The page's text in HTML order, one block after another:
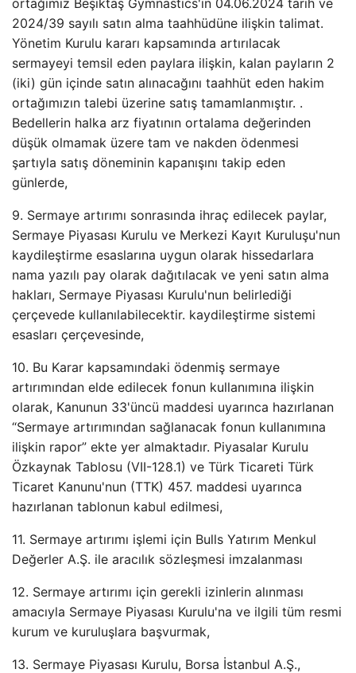
ortağımız Beşiktaş Gymnastics'in 04.06.2024 tarih ve
2024/39 sayılı satın alma taahhüdüne ilişkin talimat.
Yönetim Kurulu kararı kapsamında artırılacak
sermayeyi temsil eden paylara ilişkin, kalan payların 2
(iki) gün içinde satın alınacağını taahhüt eden hakim
ortağımızın talebi üzerine satış tamamlanmıştır. .
Bedellerin halka arz fiyatının ortalama değerinden
düşük olmamak üzere tam ve nakden ödenmesi
şartıyla satış döneminin kapanışını takip eden
günlerde,
9. Sermaye artırımı sonrasında ihraç edilecek paylar,
Sermaye Piyasası Kurulu ve Merkezi Kayıt Kuruluşu'nun
kaydileştirme esaslarına uygun olarak hissedarlara
nama yazılı pay olarak dağıtılacak ve yeni satın alma
hakları, Sermaye Piyasası Kurulu'nun belirlediği
çerçevede kullanılabilecektir. kaydileştirme sistemi
esasları çerçevesinde,
10. Bu Karar kapsamındaki ödenmiş sermaye
artırımından elde edilecek fonun kullanımına ilişkin
olarak, Kanunun 33'üncü maddesi uyarınca hazırlanan
“Sermaye artırımından sağlanacak fonun kullanımına
ilişkin rapor” ekte yer almaktadır. Piyasalar Kurulu
Özkaynak Tablosu (VII-128.1) ve Türk Ticareti Türk
Ticaret Kanunu'nun (TTK) 457. maddesi uyarınca
hazırlanan tablonun kabul edilmesi,
11. Sermaye artırımı işlemi için Bulls Yatırım Menkul
Değerler A.Ş. ile aracılık sözleşmesi imzalanması
12. Sermaye artırımı için gerekli izinlerin alınması
amacıyla Sermaye Piyasası Kurulu'na ve ilgili tüm resmi
kurum ve kuruluşlara başvurmak,
13. Sermaye Piyasası Kurulu, Borsa İstanbul A.Ş.,